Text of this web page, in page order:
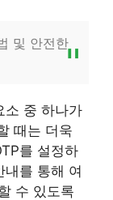
및 안전한
소 중 하나가
때는 더욱
를 설정하
를 통해 여
수 있도록